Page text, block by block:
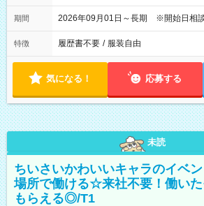
期間 2026年09月01日～長期 ※開始日相
特徴 履歴書不要 / 服装自由
気になる！ 応募する
未読
ちいさいかわいいキャラのイベ
場所で働ける☆来社不要！働い
もらえる◎/T1